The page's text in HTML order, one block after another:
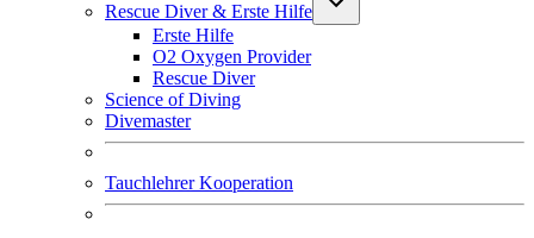
Rescue Diver & Erste Hilfe
Erste Hilfe
O2 Oxygen Provider
Rescue Diver
Science of Diving
Divemaster
Tauchlehrer Kooperation